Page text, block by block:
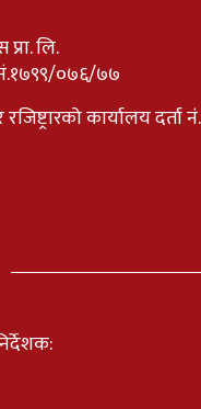
लि.
०७६/७७
कार्यालय दर्ता नंं.